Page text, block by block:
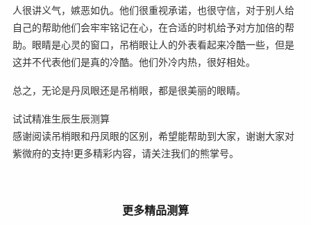
人很讲义气，嫉恶如仇。他们很重视承诺，也很守信，对于别人给
自己的帮助他们会牢牢铭记在心，在合适的时机给予对方加倍的帮
助。眼睛是心灵的窗口，吊梢眼让人的外表看起来冷酷一些，但是
这并不代表他们是真的冷酷。他们外冷内热，很好相处。
总之，无论是丹凤眼还是吊梢眼，都是很美丽的眼睛。
试试精准生辰生辰测算
感谢阅读吊梢眼和丹凤眼的区别，希望能帮助到大家，谢谢大家对
紫微府的支持!更多精彩内容，请关注我们的熊掌号。
更多精品测算